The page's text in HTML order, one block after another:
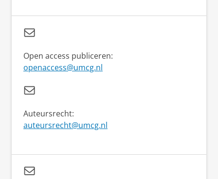
Open access publiceren:
openaccess@umcg.nl
Auteursrecht:
auteursrecht@umcg.nl